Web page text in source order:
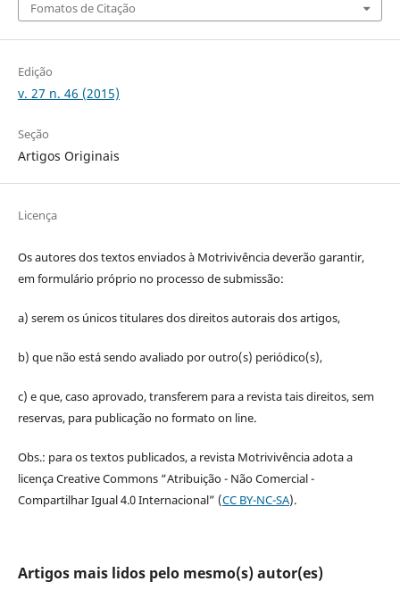
Fomatos de Citação
Edição
v. 27 n. 46 (2015)
Seção
Artigos Originais
Licença
Os autores dos textos enviados à Motrivivência deverão garantir,
em formulário próprio no processo de submissão:
a) serem os únicos titulares dos direitos autorais dos artigos,
b) que não está sendo avaliado por outro(s) periódico(s),
c) e que, caso aprovado, transferem para a revista tais direitos, sem
reservas, para publicação no formato on line.
Obs.: para os textos publicados, a revista Motrivivência adota a
licença Creative Commons “Atribuição - Não Comercial -
Compartilhar Igual 4.0 Internacional” (CC BY-NC-SA).
Artigos mais lidos pelo mesmo(s) autor(es)